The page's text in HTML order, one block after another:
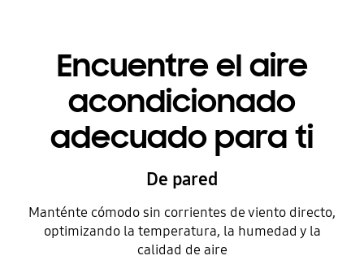
Encuentre el aire
acondicionado
adecuado para ti
De pared
Manténte cómodo sin corrientes de viento directo,
optimizando la temperatura, la humedad y la
calidad de aire